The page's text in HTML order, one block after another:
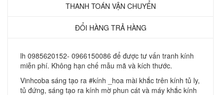
THANH TOÁN VẬN CHUYỂN
ĐỔI HÀNG TRẢ HÀNG
lh 0985620152- 0966150086 để được tư vấn tranh kính
miễn phí. Không hạn chế mẫu mã và kích thước.
Vinhcoba sáng tạo ra #kính _hoa mài khắc trên kính tủ ly,
tủ đứng, sáng tạo ra kính mờ phun cát và máy khắc kính